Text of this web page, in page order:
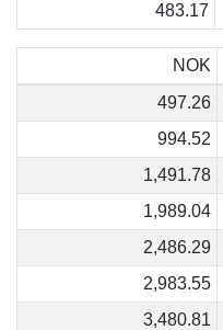
483.17
NOK
497.26
994.52
1,491.78
1,989.04
2,486.29
2,983.55
3,480.81